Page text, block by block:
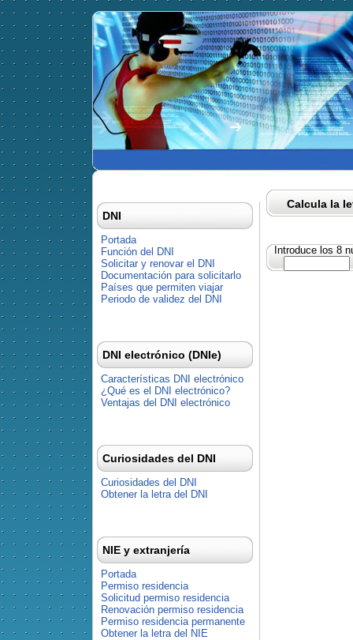
Calcula la
Introduce los 8
DNI
Portada
Función del DNI
Solicitar y renovar el DNI
Documentación para solicitarlo
Países que permiten viajar
Periodo de validez del DNI
DNI electrónico (DNIe)
Características DNI electrónico
¿Qué es el DNI electrónico?
Ventajas del DNI electrónico
Curiosidades del DNI
Curiosidades del DNI
Obtener la letra del DNI
NIE y extranjería
Portada
Permiso residencia
Solicitud permiso residencia
Renovación permiso residencia
Permiso residencia permanente
Obtener la letra del NIE